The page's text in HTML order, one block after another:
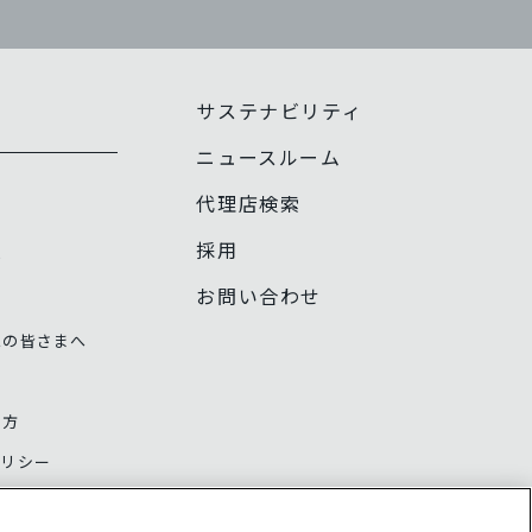
皆さまへ
シー
サステナビリティ
ニュースルーム
代理店検索
採用
お問い合わせ